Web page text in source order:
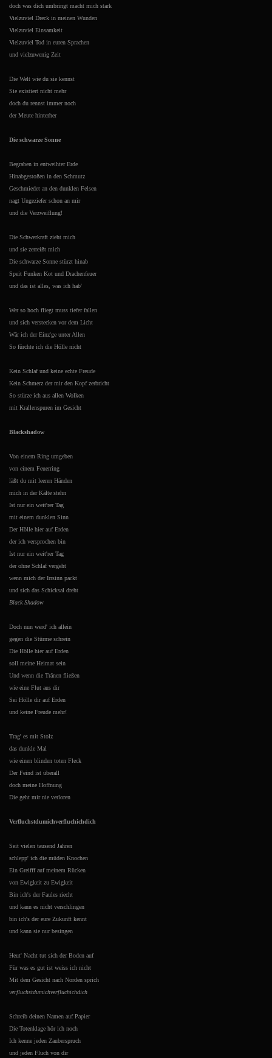
doch was dich umbringt macht mich stark
Vielzuviel Dreck in meinen Wunden
Vielzuviel Einsamkeit
Vielzuviel Tod in euren Sprachen
und vielzuwenig Zeit
Die Welt wie du sie kennst
Sie existiert nicht mehr
doch du rennst immer noch
der Meute hinterher
Die schwarze Sonne
Begraben in entweihter Erde
Hinabgestoßen in den Schmutz
Geschmiedet an den dunklen Felsen
nagt Ungeziefer schon an mir
und die Verzweiflung!
Die Schwerkraft zieht mich
und sie zerreißt mich
Die schwarze Sonne stürzt hinab
Speit Funken Kot und Drachenfeuer
und das ist alles, was ich hab'
Wer so hoch fliegt muss tiefer fallen
und sich verstecken vor dem Licht
Wär ich der Einz'ge unter Allen
So fürchte ich die Hölle nicht
Kein Schlaf und keine echte Freude
Kein Schmerz der mir den Kopf zerbricht
So stürze ich aus allen Wolken
mit Krallenspuren im Gesicht
Blackshadow
Von einem Ring umgeben
von einem Feuerring
läßt du mit leeren Händen
mich in der Kälte stehn
Ist nur ein weit'rer Tag
mit einem dunklen Sinn
Der Hölle hier auf Erden
der ich versprochen bin
Ist nur ein weit'rer Tag
der ohne Schlaf vergeht
wenn mich der Irrsinn packt
und sich das Schicksal dreht
Black Shadow
Doch nun werd' ich allein
gegen die Stürme schrein
Die Hölle hier auf Erden
soll meine Heimat sein
Und wenn die Tränen fließen
wie eine Flut aus dir
Sei Hölle dir auf Erden
und keine Freude mehr!
Trag' es mit Stolz
das dunkle Mal
wie einen blinden toten Fleck
Der Feind ist überall
doch meine Hoffnung
Die geht mir nie verloren
Verfluchstdumichverfluchichdich
Seit vielen tausend Jahren
schlepp' ich die müden Knochen
Ein Greifff auf meinem Rücken
von Ewigkeit zu Ewigkeit
Bin ich's der Faules riecht
und kann es nicht verschlingen
bin ich's der eure Zukunft kennt
und kann sie nur besingen
Heut' Nacht tut sich der Boden auf
Für was es gut ist weiss ich nicht
Mit dem Gesicht nach Norden sprich
verfluchstdumichverfluchichdich
Schreib deinen Namen auf Papier
Die Totenklage hör ich noch
Ich kenne jeden Zauberspruch
und jeden Fluch von dir